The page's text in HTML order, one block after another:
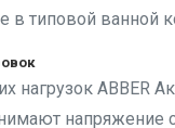
в типовой ванной
нагрузок ABBER